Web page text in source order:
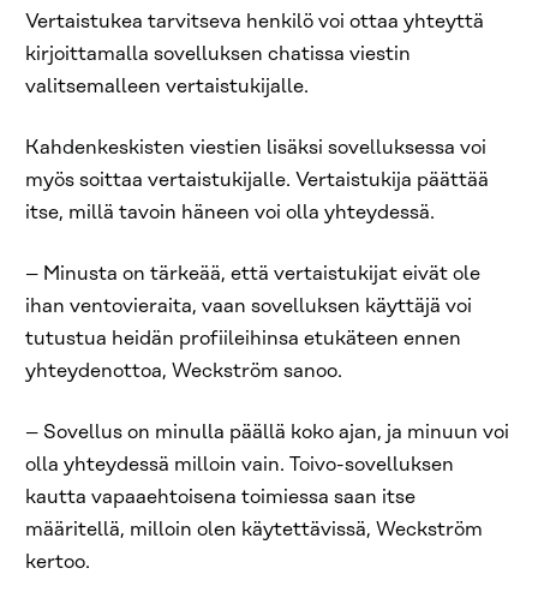
Vertaistukea tarvitseva henkilö voi ottaa yhteyttä
kirjoittamalla sovelluksen chatissa viestin
valitsemalleen vertaistukijalle.
Kahdenkeskisten viestien lisäksi sovelluksessa voi
myös soittaa vertaistukijalle. Vertaistukija päättää
itse, millä tavoin häneen voi olla yhteydessä.
– Minusta on tärkeää, että vertaistukijat eivät ole
ihan ventovieraita, vaan sovelluksen käyttäjä voi
tutustua heidän profiileihinsa etukäteen ennen
yhteydenottoa, Weckström sanoo.
– Sovellus on minulla päällä koko ajan, ja minuun voi
olla yhteydessä milloin vain. Toivo-sovelluksen
kautta vapaaehtoisena toimiessa saan itse
määritellä, milloin olen käytettävissä, Weckström
kertoo.